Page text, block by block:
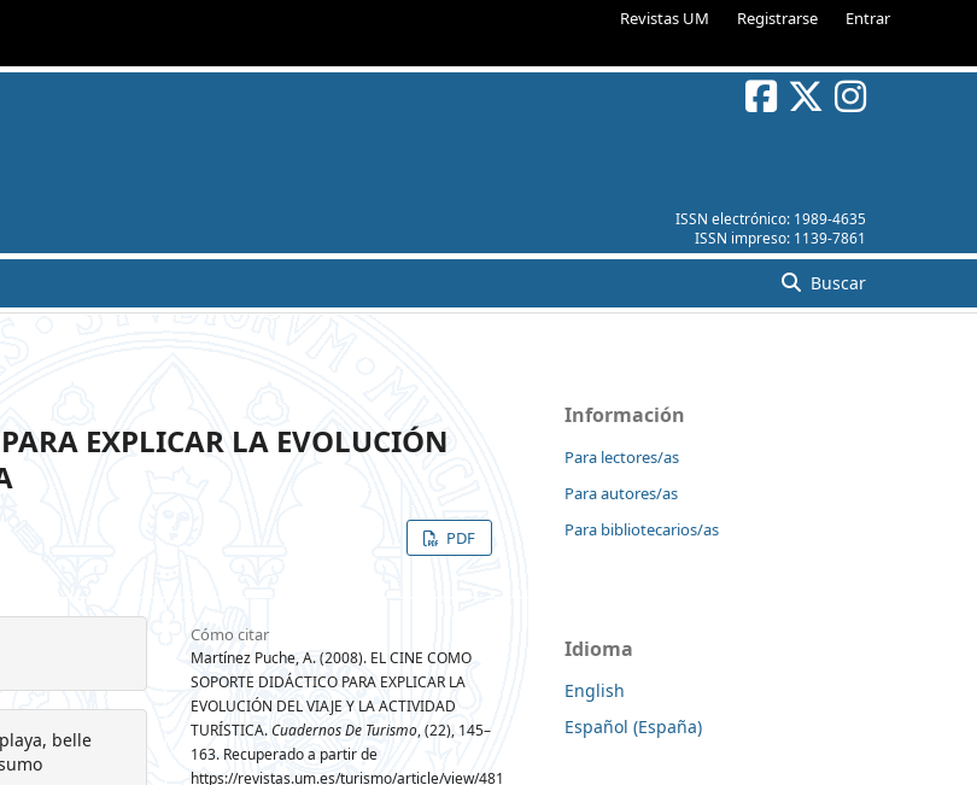
Revistas UM Registrarse Entrar
ISSN electrónico: 1989-4635
ISSN impreso: 1139-7861
Buscar
EXPLICAR LA EVOLUCIÓN
PDF
belle
Cómo citar
Martínez Puche, A. (2008). EL CINE COMO
SOPORTE DIDÁCTICO PARA EXPLICAR LA
EVOLUCIÓN DEL VIAJE Y LA ACTIVIDAD
TURÍSTICA.Cuadernos De Turismo, (22), 145–
163. Recuperado a partir de
https://revistas.um.es/turismo/article/view/481
Información
Para lectores/as
Para autores/as
Para bibliotecarios/as
Idioma
English
Español (España)